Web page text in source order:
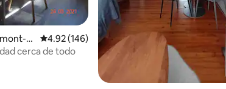
F
Calificación promedio: 4.92 de 5; 146
4.92 (146)
cerca de todo